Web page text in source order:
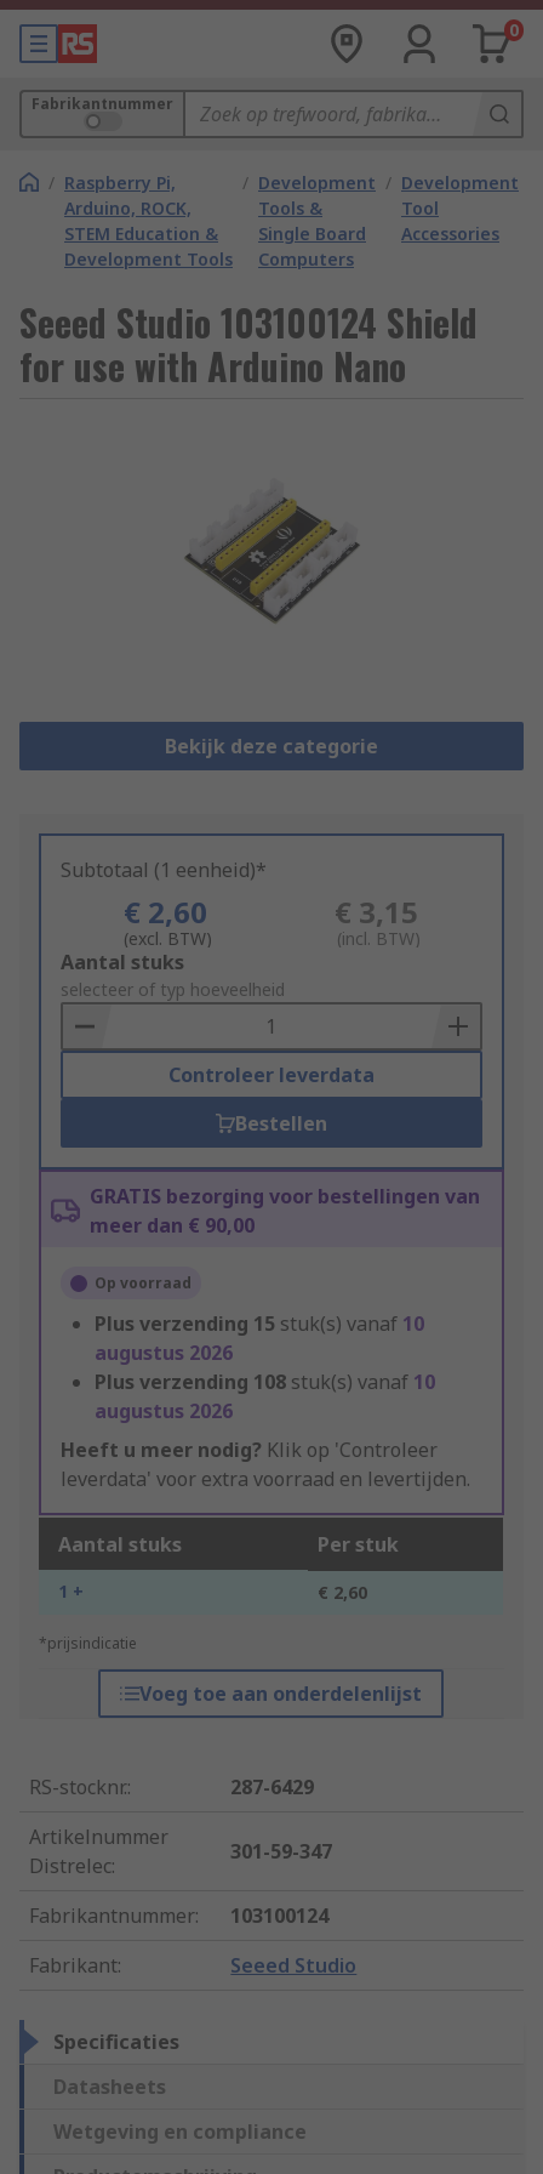
0
Fabrikantnummer
/ Raspberry Pi,
Arduino, ROCK,
STEM Education &
Development Tools
/ Development
Tools &
Single Board
Computers
/ Development
Tool
Accessories
Seeed Studio 103100124 Shield
for use with Arduino Nano
Bekijk deze categorie
Subtotaal (1 eenheid)*
€ 2,60
(excl. BTW)
€ 3,15
(incl. BTW)
Add
to
Basket
Aantal stuks
selecteer of typ hoeveelheid
Controleer leverdata
Bestellen
GRATIS bezorging voor bestellingen van
meer dan € 90,00
Op voorraad
Plus verzending 15 stuk(s) vanaf 10
augustus 2026
Plus verzending 108 stuk(s) vanaf 10
augustus 2026
Heeft u meer nodig? Klik op 'Controleer
leverdata' voor extra voorraad en levertijden.
Aantal stuks Per stuk
1 + € 2,60
*prijsindicatie
Voeg toe aan onderdelenlijst
RS-stocknr.:
287-6429
Artikelnummer
Distrelec:
301-59-347
Fabrikantnummer:
103100124
Fabrikant: Seeed Studio
Specificaties
Datasheets
Wetgeving en compliance